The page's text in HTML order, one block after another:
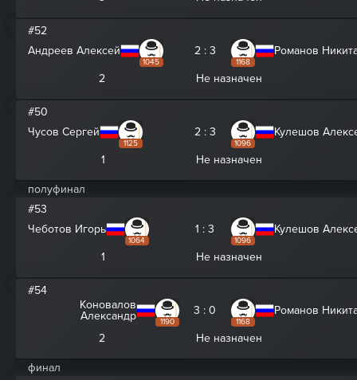
#52
Андреев Алексей
1045
2 : 3
1168
Романов
2 Не назначен
#50
Чусов Сергей
1125
2 : 3
1096
Кулешов
1 Не назначен
полуфинал
#53
Чеботов Игорь
1064
1 : 3
1096
Кулешов
1 Не назначен
#54
Коновалов
Александр
1190
3 : 0
1168
Романов
2 Не назначен
финал